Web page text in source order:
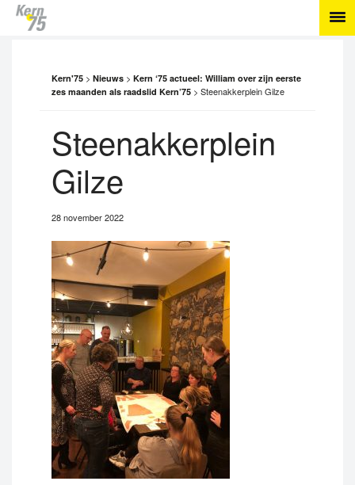
Kern'75 > Nieuws > Kern ‘75 actueel: William over zijn eerste
zes maanden als raadslid Kern’75 > Steenakkerplein Gilze
Steenakkerplein
Gilze
28 november 2022